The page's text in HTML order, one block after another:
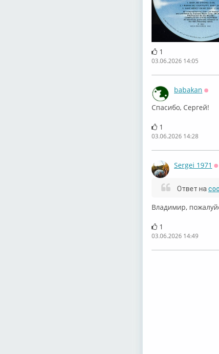
1
03.06.2026 14:05
babakan
⁣Спасибо, Сергей!
1
03.06.2026 14:28
Sergei 1971
Ответ на
Владимир,
1
03.06.2026 14:49